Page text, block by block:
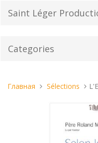
Saint Léger
Categories
Вы
Главная Sélections